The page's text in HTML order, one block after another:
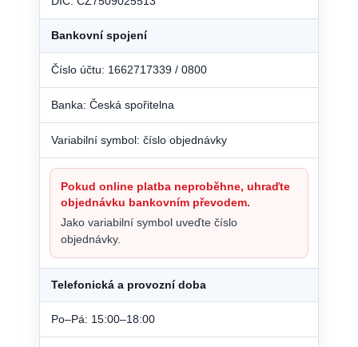
Bankovní spojení
Číslo účtu: 1662717339 / 0800
Banka: Česká spořitelna
Variabilní symbol: číslo objednávky
Pokud online platba neproběhne, uhraďte
objednávku bankovním převodem.
Jako variabilní symbol uveďte číslo
objednávky.
Telefonická a provozní doba
Po–Pá: 15:00–18:00